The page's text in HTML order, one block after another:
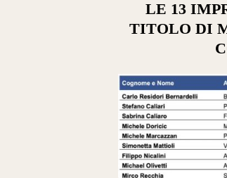
LE 13
TITOLO DI